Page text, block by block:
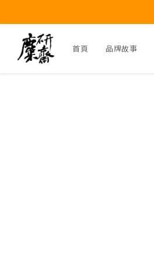
首頁 品牌故事